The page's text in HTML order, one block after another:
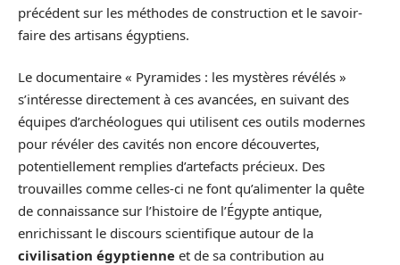
précédent sur les méthodes de construction et le savoir-
faire des artisans égyptiens.
Le documentaire « Pyramides : les mystères révélés »
s’intéresse directement à ces avancées, en suivant des
équipes d’archéologues qui utilisent ces outils modernes
pour révéler des cavités non encore découvertes,
potentiellement remplies d’artefacts précieux. Des
trouvailles comme celles-ci ne font qu’alimenter la quête
de connaissance sur l’histoire de l’Égypte antique,
enrichissant le discours scientifique autour de la
civilisation égyptienne et de sa contribution au